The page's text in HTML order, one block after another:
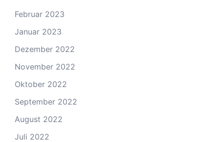
Februar 2023
Januar 2023
Dezember 2022
November 2022
Oktober 2022
September 2022
August 2022
Juli 2022